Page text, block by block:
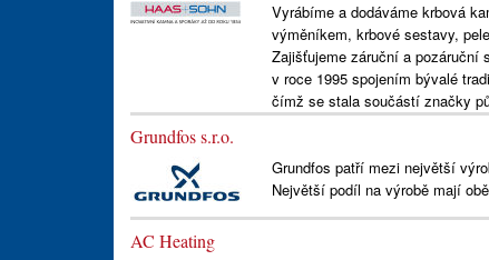
Vyrábíme a dodáváme krbová
výměníkem, krbové sestavy,
Zajišťujeme záruční a pozáruční
v roce 1995 spojením bývalé
čímž se stala součástí značky
Grundfos s.r.o.
Grundfos patří mezi největší
Největší podíl na výrobě mají
AC Heating